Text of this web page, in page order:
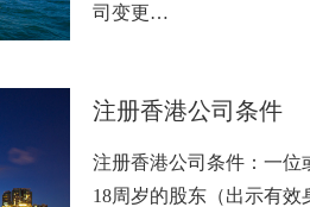
司变更…
注册香港公司条件
注册香港公司条件：一位
18周岁的股东（出示有效